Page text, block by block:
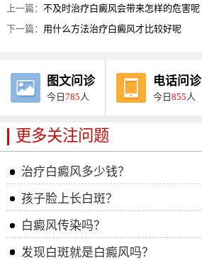
上一篇：不及时治疗白癜风会带来怎样的危害呢
下一篇： 用什么方法治疗白癜风才比较好呢
图文问诊
今日785 人
电话问诊
今日855 人
更多关注问题
治疗白癜风多少钱？
孩子脸上长白斑？
白癜风传染吗？
发现白斑就是白癜风吗？